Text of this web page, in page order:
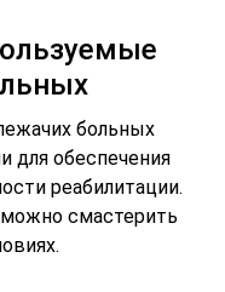
больных
для обеспечения
реабилитации.
смастерить